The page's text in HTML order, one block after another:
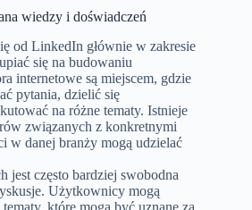
wiedzy i doświadczeń
od LinkedIn głównie w zakresie
się na budowaniu
internetowe są miejscem, gdzie
pytania, dzielić się
na różne tematy. Istnieje
związanych z konkretnymi
w danej branży mogą udzielać
jest często bardziej swobodna
Użytkownicy mogą
które mogą być uznane za